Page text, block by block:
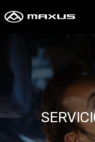
Saltar al contenido
Servicios